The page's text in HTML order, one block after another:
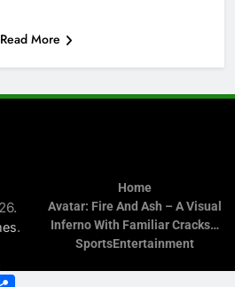
Read More
.
Home
Avatar: Fire And Ash – A Visual
Inferno With Familiar Cracks…
SportsEntertainment